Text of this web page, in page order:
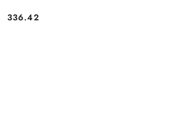
Cena:
336.42